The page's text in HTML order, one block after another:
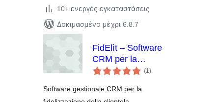
10+ ενεργές εγκαταστάσεις
Δοκιμασμένο μέχρι 6.8.7
FidElìt – Software
CRM per la
fidelizzazione della
(1αξιολογήσεις
σύνολο
)
Software gestionale CRM per la